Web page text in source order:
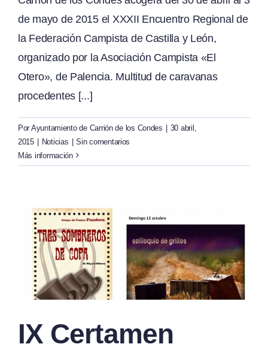
de mayo de 2015 el XXXII Encuentro Regional de
la Federación Campista de Castilla y León,
organizado por la Asociación Campista «El
Otero», de Palencia. Multitud de caravanas
procedentes [...]
Por Ayuntamiento de Carrión de los Condes
30 abril,
2015
Noticias
Sin comentarios
Más información
IX Certamen